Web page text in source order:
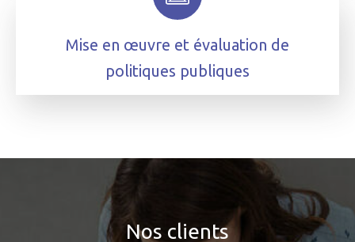
Mise en œuvre et évaluation de
politiques publiques
Nos clients